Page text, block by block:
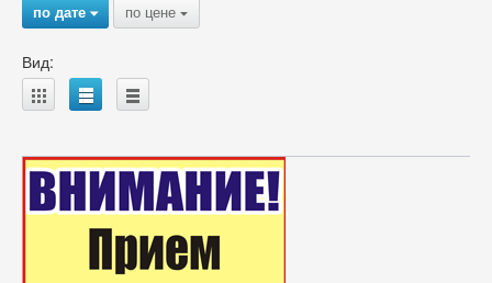
по дате{ по цене {
Вид:
A B C